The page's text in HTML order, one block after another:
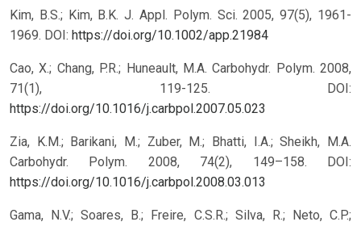
Kim, B.S.; Kim, B.K. J. Appl. Polym. Sci. 2005, 97(5), 1961-
1969. DOI: https://doi.org/10.1002/app.21984
Cao, X.; Chang, P.R.; Huneault, M.A. Carbohydr. Polym. 2008,
71(1), 119-125. DOI:
https://doi.org/10.1016/j.carbpol.2007.05.023
Zia, K.M.; Barikani, M.; Zuber, M.; Bhatti, I.A.; Sheikh, M.A.
Carbohydr. Polym. 2008, 74(2), 149–158. DOI:
https://doi.org/10.1016/j.carbpol.2008.03.013
Gama, N.V.; Soares, B.; Freire, C.S.R.; Silva, R.; Neto, C.P.;